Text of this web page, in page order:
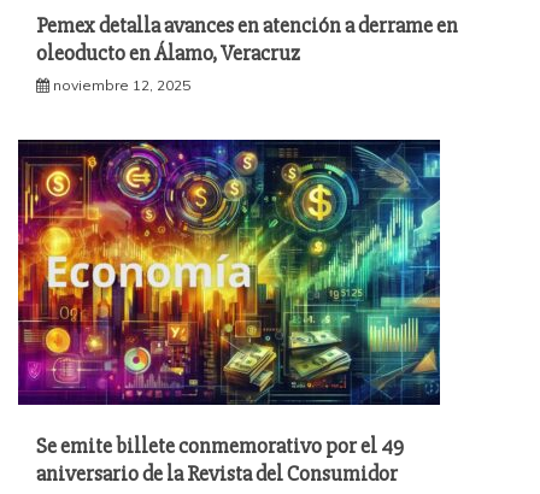
Pemex detalla avances en atención a derrame en
oleoducto en Álamo, Veracruz
noviembre 12, 2025
Se emite billete conmemorativo por el 49
aniversario de la Revista del Consumidor